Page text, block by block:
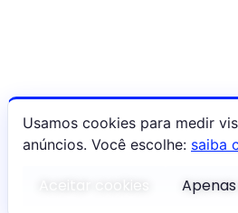
Usamos cookies para medir
anúncios. Você escolhe: saiba